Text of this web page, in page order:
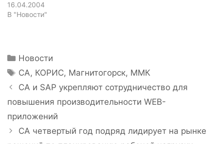
16.04.2004
В "Новости"
Рубрики
Новости
Метки
CA, КОРИС, Магнитогорск, ММК
Навигация
записи
CA и SAP укрепляют сотрудничество для
повышения производительности WEB-
приложений
CA четвертый год подряд лидирует на рынке